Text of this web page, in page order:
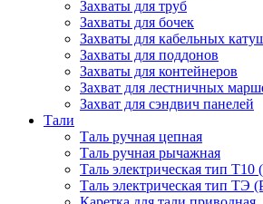
Захваты для труб
Захваты для бочек
Захваты для кабельных
Захваты для поддонов
Захваты для контейнеров
Захват для лестничных
Захват для сэндвич панелей
Тали
Таль ручная цепная
Таль ручная рычажная
Таль электрическая тип Т10
Таль электрическая тип ТЭ